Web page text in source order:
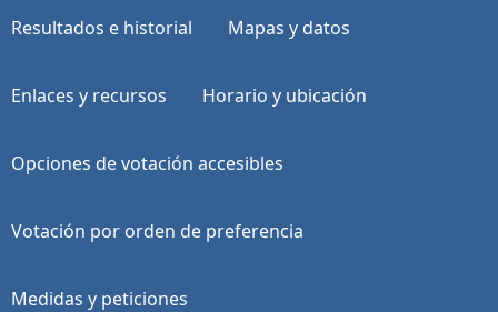
Resultados e historial Mapas y datos
Enlaces y recursos Horario y ubicación
Opciones de votación accesibles
Votación por orden de preferencia
Medidas y peticiones